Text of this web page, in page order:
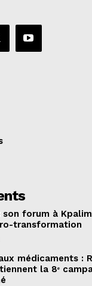
son forum à
transformation
médicaments :
la 8ᵉ